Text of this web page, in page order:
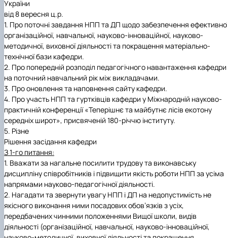
України
від 8 вересня ц.р.
1. Про поточні завдання НПП та ДП щодо забезпечення
організаційної, навчальної, науково-інноваційної, науково-
методичної, виховної діяльності та покращення матеріально-
технічної бази кафедри.
2. Про попередній розподіл педагогічного навантаження кафедри
на поточний навчальний рік між викладачами.
3. Про оновлення та наповнення сайту кафедри.
4. Про участь НПП та гуртківців кафедри у Міжнародній науково-
практичній конференції «Теперішнє та майбутнє лісів екотону
середніх широт», присвяченій 180-річчю інституту.
5. Різне
Рішення засідання кафедри
З 1-го питання:
1. Вважати за нагальне посилити трудову та виконавську
дисципліну співробітників і підвищити якість роботи НПП за усіма
напрямами науково-педагогічної діяльності.
2. Нагадати та звернути увагу НПП і ДП на недопустимість не
якісного виконання ними посадових обов’язків з усіх,
передбачених чинними положеннями Вищої школи, видів
діяльності (організаційної, навчальної, науково-інноваційної,